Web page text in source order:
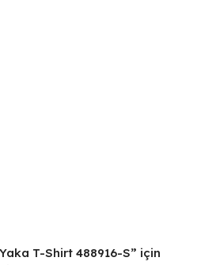
T-Shirt 488916-S” için